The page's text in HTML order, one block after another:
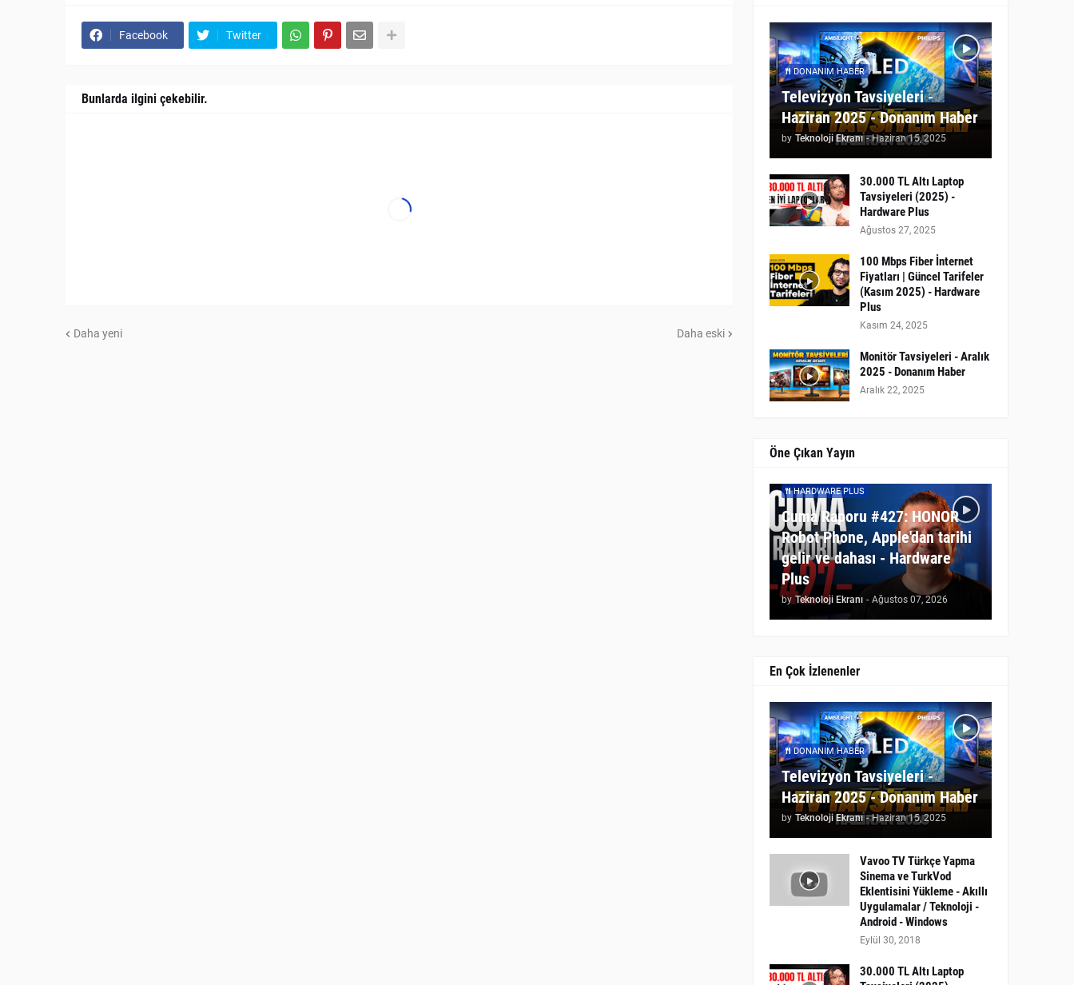
Facebook Twitter
Bunlarda ilgini çekebilir.
Daha yeni Daha eski
DONANIM HABER
Televizyon Tavsiyeleri -
Haziran 2025 - Donanım Haber
by Teknoloji Ekranı - Haziran 15, 2025
30.000 TL Altı Laptop
Tavsiyeleri (2025) -
Hardware Plus
Ağustos 27, 2025
100 Mbps Fiber İnternet
Fiyatları | Güncel Tarifeler
(Kasım 2025) - Hardware
Plus
Kasım 24, 2025
Monitör Tavsiyeleri - Aralık
2025 - Donanım Haber
Aralık 22, 2025
Öne Çıkan Yayın
HARDWARE PLUS
Cuma Raporu #427: HONOR
Robot Phone, Apple'dan tarihi
gelir ve dahası - Hardware
Plus
by Teknoloji Ekranı - Ağustos 07, 2026
En Çok İzlenenler
DONANIM HABER
Televizyon Tavsiyeleri -
Haziran 2025 - Donanım Haber
by Teknoloji Ekranı - Haziran 15, 2025
Vavoo TV Türkçe Yapma
Sinema ve TurkVod
Eklentisini Yükleme - Akıllı
Uygulamalar / Teknoloji -
Android - Windows
Eylül 30, 2018
30.000 TL Altı Laptop